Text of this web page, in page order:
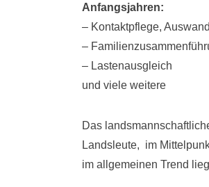
Anfangsjahren:
– Kontaktpflege,
–
– Lastenausgleich
und viele weitere
Das
Landsleute, im
im allgemeinen Trend